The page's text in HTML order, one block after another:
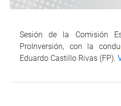
Sesión de la Comisión
ProInversión, con la
Eduardo Castillo Rivas (FP).